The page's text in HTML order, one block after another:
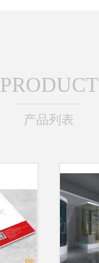
PRODUCT
产品列表